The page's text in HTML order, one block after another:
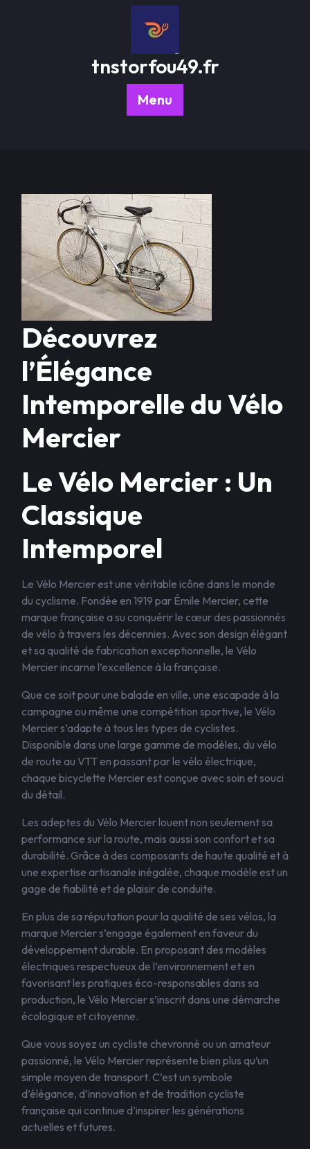
tnstorfou49.fr
Menu
Découvrez
l’Élégance
Intemporelle du Vélo
Mercier
Le Vélo Mercier : Un
Classique
Intemporel
Le Vélo Mercier est une véritable icône dans le monde
du cyclisme. Fondée en 1919 par Émile Mercier, cette
marque française a su conquérir le cœur des passionnés
de vélo à travers les décennies. Avec son design élégant
et sa qualité de fabrication exceptionnelle, le Vélo
Mercier incarne l’excellence à la française.
Que ce soit pour une balade en ville, une escapade à la
campagne ou même une compétition sportive, le Vélo
Mercier s’adapte à tous les types de cyclistes.
Disponible dans une large gamme de modèles, du vélo
de route au VTT en passant par le vélo électrique,
chaque bicyclette Mercier est conçue avec soin et souci
du détail.
Les adeptes du Vélo Mercier louent non seulement sa
performance sur la route, mais aussi son confort et sa
durabilité. Grâce à des composants de haute qualité et à
une expertise artisanale inégalée, chaque modèle est un
gage de fiabilité et de plaisir de conduite.
En plus de sa réputation pour la qualité de ses vélos, la
marque Mercier s’engage également en faveur du
développement durable. En proposant des modèles
électriques respectueux de l’environnement et en
favorisant les pratiques éco-responsables dans sa
production, le Vélo Mercier s’inscrit dans une démarche
écologique et citoyenne.
Que vous soyez un cycliste chevronné ou un amateur
passionné, le Vélo Mercier représente bien plus qu’un
simple moyen de transport. C’est un symbole
d’élégance, d’innovation et de tradition cycliste
française qui continue d’inspirer les générations
actuelles et futures.